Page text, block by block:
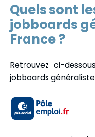
Quels sont
jobboards
France ?
Retrouvez ci-
jobboards